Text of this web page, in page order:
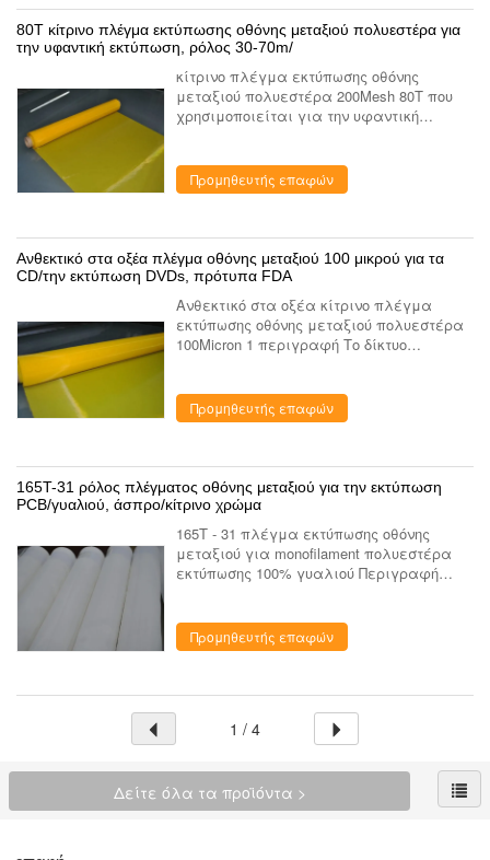
80T κίτρινο πλέγμα εκτύπωσης οθόνης μεταξιού πολυεστέρα για
την υφαντική εκτύπωση, ρόλος 30-70m/
κίτρινο πλέγμα εκτύπωσης οθόνης
μεταξιού πολυεστέρα 200Mesh 80T που
χρησιμοποιείται για την υφαντική
το μεγάλης ακρίβειας υψηλής ποιότητας
...
Προμηθευτής επαφών
Ανθεκτικό στα οξέα πλέγμα οθόνης μεταξιού 100 μικρού για τα
CD/την εκτύπωση DVDs, πρότυπα FDA
Ανθεκτικό στα οξέα κίτρινο πλέγμα
εκτύπωσης οθόνης μεταξιού πολυεστέρα
100Micron 1 περιγραφή Το δίκτυο
monofilament δίκτυο πολυεστέρα...
Προμηθευτής επαφών
165T-31 ρόλος πλέγματος οθόνης μεταξιού για την εκτύπωση
PCB/γυαλιού, άσπρο/κίτρινο χρώμα
165T - 31 πλέγμα εκτύπωσης οθόνης
μεταξιού για monofilament πολυεστέρα
εκτύπωσης 100% γυαλιού Περιγραφή
πολυεστέρα εκτύπωσης 100% γυαλιού
αρίθμη...
Προμηθευτής επαφών
1 / 4
Δείτε όλα τα προϊόντα >